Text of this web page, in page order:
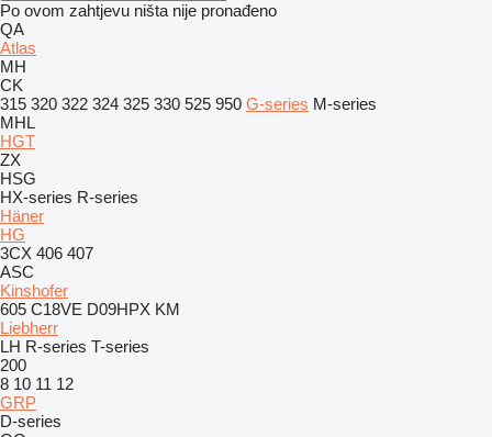
Po ovom zahtjevu ništa nije pronađeno
QA
Atlas
MH
CK
315 320 322 324 325 330 525 950 G-series M-series
MHL
HGT
ZX
HSG
HX-series R-series
Häner
HG
3CX 406 407
ASC
Kinshofer
605 C18VE D09HPX KM
Liebherr
LH R-series T-series
200
8 10 11 12
GRP
D-series